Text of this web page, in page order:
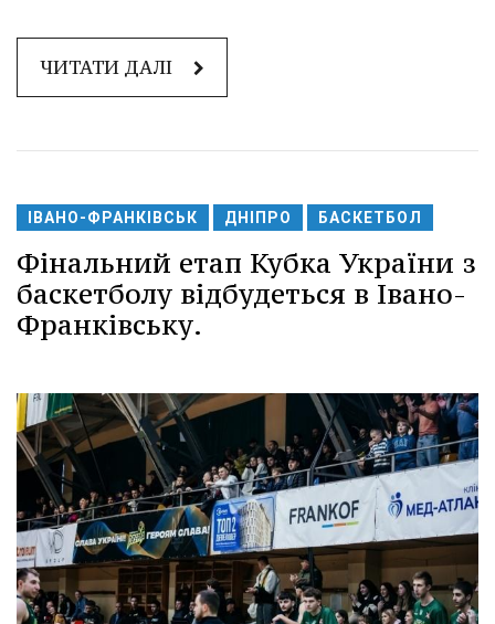
ЧИТАТИ ДАЛІ
ІВАНО-ФРАНКІВСЬК ДНІПРО БАСКЕТБОЛ
Фінальний етап Кубка України з
баскетболу відбудеться в Івано-
Франківську.